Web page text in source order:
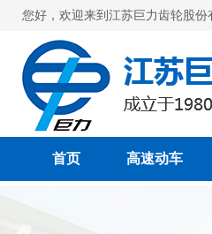
您好，欢迎来到江苏巨力齿轮股份
首页 高速动车